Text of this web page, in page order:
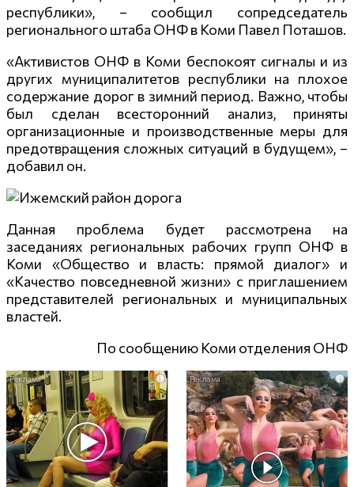
республики», – сообщил сопредседатель
регионального штаба ОНФ в Коми Павел Поташов.
«Активистов ОНФ в Коми беспокоят сигналы и из
других муниципалитетов республики на плохое
содержание дорог в зимний период. Важно, чтобы
был сделан всесторонний анализ, приняты
организационные и производственные меры для
предотвращения сложных ситуаций в будущем», –
добавил он.
Данная проблема будет рассмотрена на
заседаниях региональных рабочих групп ОНФ в
Коми «Общество и власть: прямой диалог» и
«Качество повседневной жизни» с приглашением
представителей региональных и муниципальных
властей.
По сообщению Коми отделения ОНФ
i i